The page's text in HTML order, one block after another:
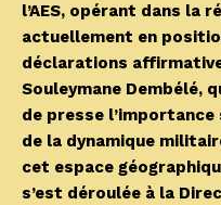
l’AES, opérant dans la
actuellement en
déclarations
Souleymane Dembélé,
de presse
de la dynamique
cet espace
s’est déroulée à la